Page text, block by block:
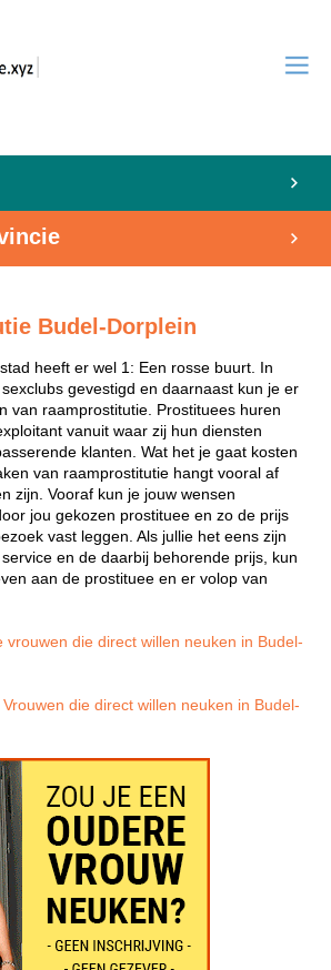
Budel-Dorplein
heeft er wel 1: Een rosse buurt. In
gevestigd en daarnaast kun je er
van raamprostitutie. Prostituees huren
vanuit waar zij hun diensten
klanten. Wat het je gaat kosten
van raamprostitutie hangt vooral af
zijn. Vooraf kun je jouw wensen
jou gekozen prostituee en zo de prijs
vast leggen. Als jullie het eens zijn
en de daarbij behorende prijs, kun
aan de prostituee en er volop van
vrouwen die direct willen neuken in Budel-
die direct willen neuken in Budel-